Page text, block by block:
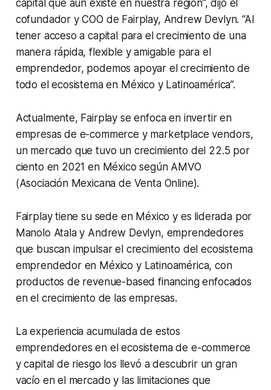
capital que aún existe en nuestra región”, dijo el
cofundador y COO de Fairplay, Andrew Devlyn. “Al
tener acceso a capital para el crecimiento de una
manera rápida, flexible y amigable para el
emprendedor, podemos apoyar el crecimiento de
todo el ecosistema en México y Latinoamérica”.
Actualmente, Fairplay se enfoca en invertir en
empresas de e-commerce y marketplace vendors,
un mercado que tuvo un crecimiento del 22.5 por
ciento en 2021 en México según AMVO
(Asociación Mexicana de Venta Online).
Fairplay tiene su sede en México y es liderada por
Manolo Atala y Andrew Devlyn, emprendedores
que buscan impulsar el crecimiento del ecosistema
emprendedor en México y Latinoamérica, con
productos de revenue-based financing enfocados
en el crecimiento de las empresas.
La experiencia acumulada de estos
emprendedores en el ecosistema de e-commerce
y capital de riesgo los llevó a descubrir un gran
vacío en el mercado y las limitaciones que